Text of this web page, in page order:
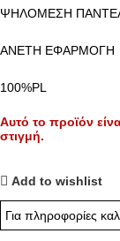
ΨΗΛΟΜΕΣΗ
ΑΝΕΤΗ ΕΦΑΡΜΟΓΗ
100%PL
Αυτό το προϊόν
στιγμή.
Add to wishlist
Για πληροφορίες